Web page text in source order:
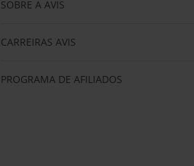
SOBRE A AVIS
CARREIRAS AVIS
PROGRAMA DE AFILIADOS